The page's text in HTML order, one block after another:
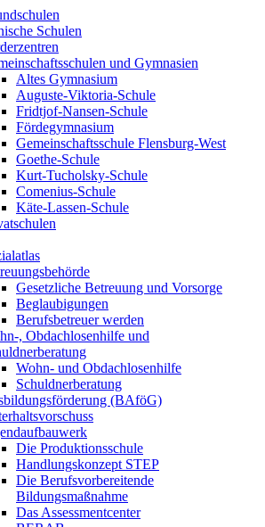
Schulen
und Gymnasien
Altes Gymnasium
Auguste-Viktoria-Schule
Fridtjof-Nansen-Schule
Fördegymnasium
Gemeinschaftsschule Flensburg-West
Goethe-Schule
Kurt-Tucholsky-Schule
Comenius-Schule
Käte-Lassen-Schule
Gesetzliche Betreuung und Vorsorge
Beglaubigungen
Berufsbetreuer werden
, Obdachlosenhilfe und
Wohn- und Obdachlosenhilfe
Schuldnerberatung
(BAföG)
Die Produktionsschule
Handlungskonzept STEP
Die Berufsvorbereitende
Bildungsmaßnahme
Das Assessmentcenter